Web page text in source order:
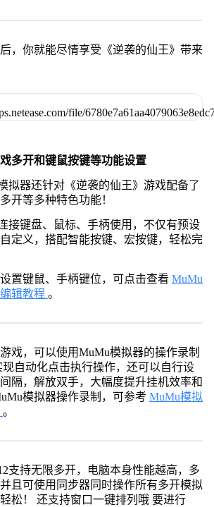
，你就能尽情享受《逆袭的仙王》带来
多开和键鼠按键等功能设置
拟器还针对《逆袭的仙王》游戏配备了
开等多种特色功能！
接键盘、鼠标、手柄使用，不仅有预设
定义，搭配智能按键、宏按键，轻松完
置键鼠、手柄键位，可点击查看 MuMu
辑教程 。
戏，可以使用MuMu模拟器的操作录制
自动化点击执行操作，还可以自行设
隔，解放双手，大幅度提升挂机效率和
模拟器操作录制，可参考 MuMu模拟
。
支持无限多开，电脑本身性能越高，多
且可使用同步器同时操作所有多开模拟
松！ 还支持窗口一键排列哦 要进行